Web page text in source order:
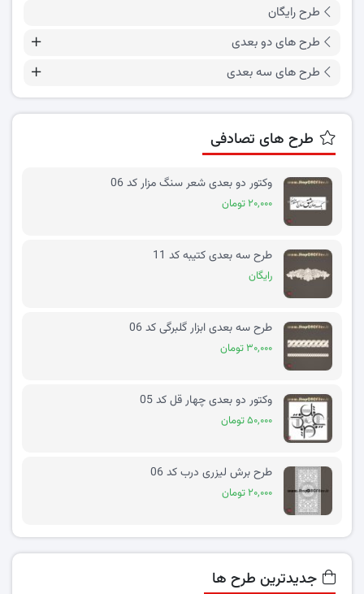
طرح رایگان
طرح های دو بعدی
طرح های سه بعدی
طرح های تصادفی
وکتور دو بعدی شعر سنگ مزار کد 06
۲۰,۰۰۰ تومان
طرح سه بعدی کتیبه کد 11
رایگان
طرح سه بعدی ابزار گلبرگی کد 06
۳۰,۰۰۰ تومان
وکتور دو بعدی چهار قل کد 05
۵۰,۰۰۰ تومان
طرح برش لیزری درب کد 06
۲۰,۰۰۰ تومان
جدیدترین طرح ها